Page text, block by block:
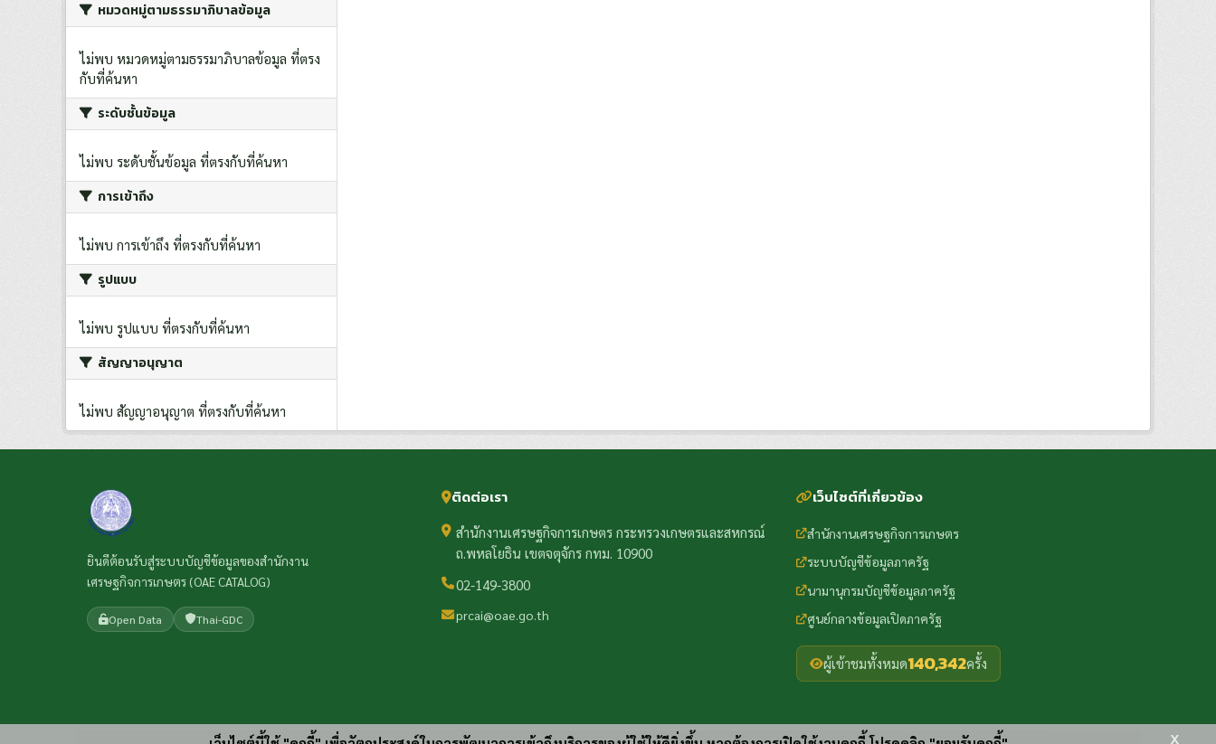
หมวดหมู่ตามธรรมาภิบาลข้อมูล
ไม่พบ หมวดหมู่ตามธรรมาภิบาลข้อมูล ที่ตรง
กับที่ค้นหา
ระดับชั้นข้อมูล
ไม่พบ ระดับชั้นข้อมูล ที่ตรงกับที่ค้นหา
การเข้าถึง
ไม่พบ การเข้าถึง ที่ตรงกับที่ค้นหา
รูปแบบ
ไม่พบ รูปแบบ ที่ตรงกับที่ค้นหา
สัญญาอนุญาต
ไม่พบ สัญญาอนุญาต ที่ตรงกับที่ค้นหา
ยินดีต้อนรับสู่ระบบบัญชีข้อมูลของสำนักงาน
เศรษฐกิจการเกษตร (OAE CATALOG)
Open Data Thai-GDC
ติดต่อเรา
สำนักงานเศรษฐกิจการเกษตร กระทรวงเกษตรและสหกรณ์
ถ.พหลโยธิน เขตจตุจักร กทม. 10900
02-149-3800
prcai@oae.go.th
เว็บไซต์ที่เกี่ยวข้อง
สำนักงานเศรษฐกิจการเกษตร
ระบบบัญชีข้อมูลภาครัฐ
นามานุกรมบัญชีข้อมูลภาครัฐ
ศูนย์กลางข้อมูลเปิดภาครัฐ
ผู้เข้าชมทั้งหมด140,342ครั้ง
x